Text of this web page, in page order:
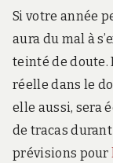
Si votre année
aura du mal à
teinté de doute.
réelle dans le
elle aussi, sera
de tracas
prévisions pour